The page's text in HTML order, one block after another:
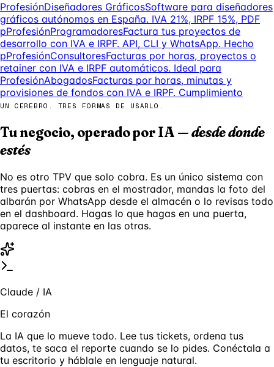
ProfesiónDiseñadores GráficosSoftware para diseñadores
gráficos autónomos en España. IVA 21%, IRPF 15%, PDF
pProfesiónProgramadoresFactura tus proyectos de
desarrollo con IVA e IRPF. API, CLI y WhatsApp. Hecho
pProfesiónConsultoresFacturas por horas, proyectos o
retainer con IVA e IRPF automáticos. Ideal para
ProfesiónAbogadosFacturas por horas, minutas y
provisiones de fondos con IVA e IRPF. Cumplimiento
UN CEREBRO. TRES FORMAS DE USARLO.
Tu negocio, operado por IA —desde donde
estés
No es otro TPV que solo cobra. Es un único sistema con
tres puertas: cobras en el mostrador, mandas la foto del
albarán por WhatsApp desde el almacén o lo revisas todo
en el dashboard. Hagas lo que hagas en una puerta,
aparece al instante en las otras.
Claude / IA
El corazón
La IA que lo mueve todo. Lee tus tickets, ordena tus
datos, te saca el reporte cuando se lo pides. Conéctala a
tu escritorio y háblale en lenguaje natural.